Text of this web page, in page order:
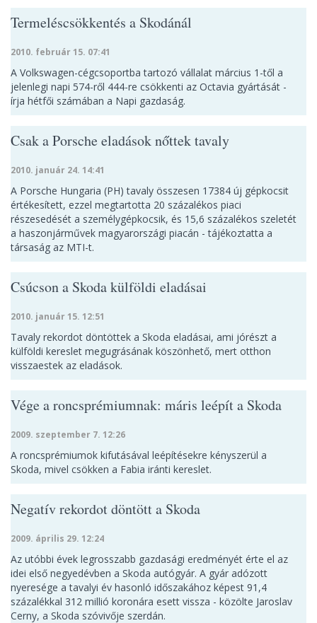
Termeléscsökkentés a Skodánál
2010. február 15. 07:41
A Volkswagen-cégcsoportba tartozó vállalat március 1-től a
jelenlegi napi 574-ről 444-re csökkenti az Octavia gyártását -
írja hétfői számában a Napi gazdaság.
Csak a Porsche eladások nőttek tavaly
2010. január 24. 14:41
A Porsche Hungaria (PH) tavaly összesen 17384 új gépkocsit
értékesített, ezzel megtartotta 20 százalékos piaci
részesedését a személygépkocsik, és 15,6 százalékos szeletét
a haszonjárművek magyarországi piacán - tájékoztatta a
társaság az MTI-t.
Csúcson a Skoda külföldi eladásai
2010. január 15. 12:51
Tavaly rekordot döntöttek a Skoda eladásai, ami jórészt a
külföldi kereslet megugrásának köszönhető, mert otthon
visszaestek az eladások.
Vége a roncsprémiumnak: máris leépít a Skoda
2009. szeptember 7. 12:26
A roncsprémiumok kifutásával leépítésekre kényszerül a
Skoda, mivel csökken a Fabia iránti kereslet.
Negatív rekordot döntött a Skoda
2009. április 29. 12:24
Az utóbbi évek legrosszabb gazdasági eredményét érte el az
idei első negyedévben a Skoda autógyár. A gyár adózott
nyeresége a tavalyi év hasonló időszakához képest 91,4
százalékkal 312 millió koronára esett vissza - közölte Jaroslav
Cerny, a Skoda szóvivője szerdán.